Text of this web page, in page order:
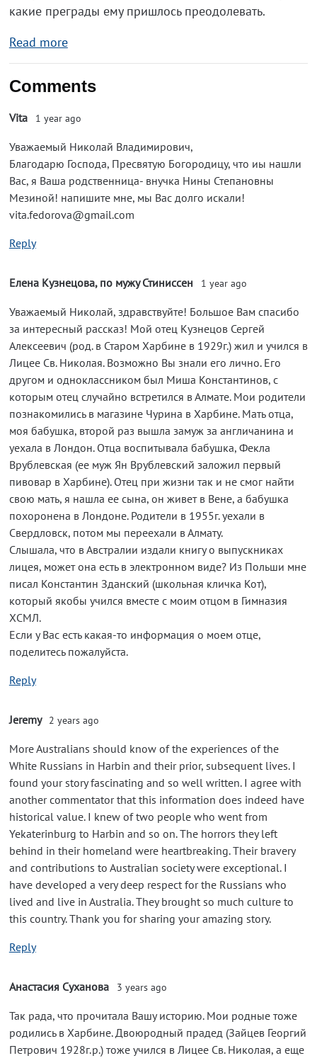
какие преграды ему пришлось преодолевать.
Read more
Comments
Vita 1 year ago
Уважаемый Николай Владимирович,
Благодарю Господа, Пресвятую Богородицу, что иы нашли
Вас, я Ваша родственница- внучка Нины Степановны
Мезиной! напишите мне, мы Вас долго искали!
vita.fedorova@gmail.com
Reply
Елена Кузнецова, по мужу Стиниссен 1 year ago
Уважаемый Николай, здравствуйте! Большое Вам спасибо
за интересный рассказ! Мой отец Кузнецов Сергей
Алексеевич (род. в Старом Харбине в 1929г.) жил и учился в
Лицее Св. Николая. Возможно Вы знали его лично. Его
другом и одноклассником был Миша Константинов, с
которым отец случайно встретился в Алмате. Мои родители
познакомились в магазине Чурина в Харбине. Мать отца,
моя бабушка, второй раз вышла замуж за англичанина и
уехала в Лондон. Отца воспитывала бабушка, Фекла
Врублевская (ее муж Ян Врублевский заложил первый
пивовар в Харбине). Отец при жизни так и не смог найти
свою мать, я нашла ее сына, он живет в Вене, а бабушка
похоронена в Лондоне. Родители в 1955г. уехали в
Свердловск, потом мы переехали в Алмату.
Слышала, что в Австралии издали книгу о выпускниках
лицея, может она есть в электронном виде? Из Польши мне
писал Константин Зданский (школьная кличка Кот),
который якобы учился вместе с моим отцом в Гимназия
ХСМЛ.
Если у Вас есть какая-то информация о моем отце,
поделитесь пожалуйста.
Reply
Jeremy 2 years ago
More Australians should know of the experiences of the
White Russians in Harbin and their prior, subsequent lives. I
found your story fascinating and so well written. I agree with
another commentator that this information does indeed have
historical value. I knew of two people who went from
Yekaterinburg to Harbin and so on. The horrors they left
behind in their homeland were heartbreaking. Their bravery
and contributions to Australian society were exceptional. I
have developed a very deep respect for the Russians who
lived and live in Australia. They brought so much culture to
this country. Thank you for sharing your amazing story.
Reply
Анастасия Суханова 3 years ago
Так рада, что прочитала Вашу историю. Мои родные тоже
родились в Харбине. Двоюродный прадед (Зайцев Георгий
Петрович 1928г.р.) тоже учился в Лицее Св. Николая, а еще